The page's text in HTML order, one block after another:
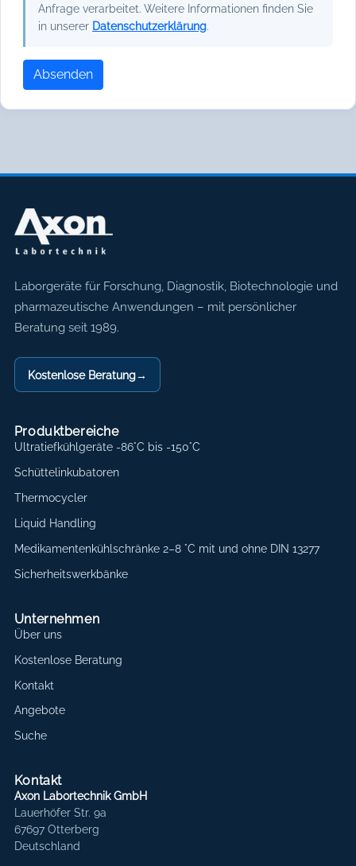
Anfrage verarbeitet. Weitere Informationen finden Sie
in unserer Datenschutzerklärung.
Absenden
Axon Labortechnik
Laborgeräte für Forschung, Diagnostik, Biotechnologie und
pharmazeutische Anwendungen – mit persönlicher
Beratung seit 1989.
Kostenlose Beratung→
Produktbereiche
Ultratiefkühlgeräte -86°C bis -150°C
Schüttelinkubatoren
Thermocycler
Liquid Handling
Medikamentenkühlschränke 2–8 °C mit und ohne DIN 13277
Sicherheitswerkbänke
Unternehmen
Über uns
Kostenlose Beratung
Kontakt
Angebote
Suche
Kontakt
Axon Labortechnik GmbH
Lauerhöfer Str. 9a
67697 Otterberg
Deutschland